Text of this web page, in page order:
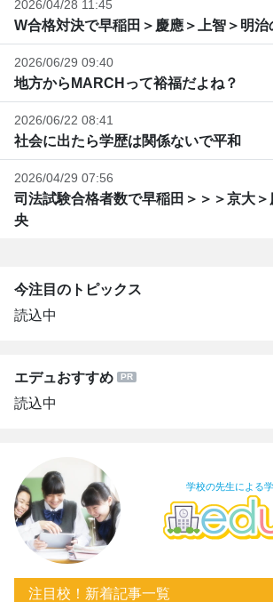
2026/04/28 11:45
W合格対決で早稲田＞慶應＞上智＞明治
2026/06/29 09:40
地方からMARCHって裕福だよね？
2026/06/22 08:41
社会に出たら学歴は関係ないで平和
2026/04/29 07:56
司法試験合格者数で早稲田＞＞＞京大
央
今注目のトピックス
読込中
エデュおすすめ
読込中
学校の先生による
注目校！新着記事一覧